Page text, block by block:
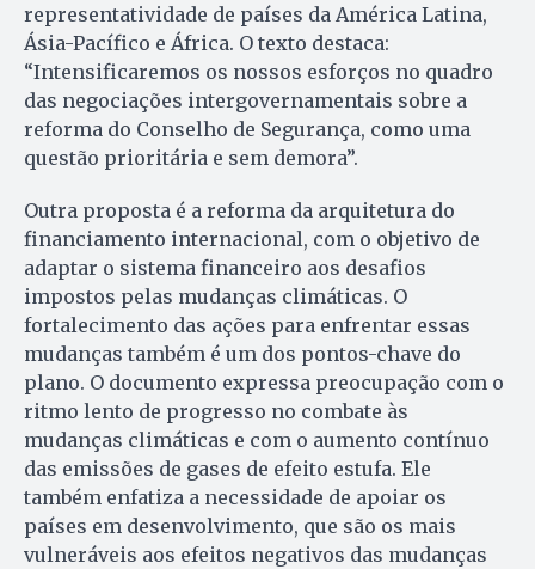
representatividade de países da América Latina,
Ásia-Pacífico e África. O texto destaca:
“Intensificaremos os nossos esforços no quadro
das negociações intergovernamentais sobre a
reforma do Conselho de Segurança, como uma
questão prioritária e sem demora”.
Outra proposta é a reforma da arquitetura do
financiamento internacional, com o objetivo de
adaptar o sistema financeiro aos desafios
impostos pelas mudanças climáticas. O
fortalecimento das ações para enfrentar essas
mudanças também é um dos pontos-chave do
plano. O documento expressa preocupação com o
ritmo lento de progresso no combate às
mudanças climáticas e com o aumento contínuo
das emissões de gases de efeito estufa. Ele
também enfatiza a necessidade de apoiar os
países em desenvolvimento, que são os mais
vulneráveis aos efeitos negativos das mudanças